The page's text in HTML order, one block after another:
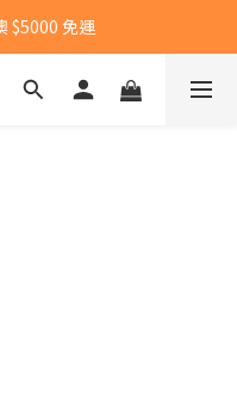
$5000 免運
$5000 免運
領取首購優惠碼